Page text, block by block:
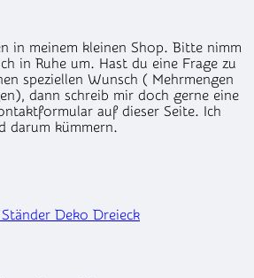
in meinem kleinen Shop. Bitte nimm
in Ruhe um. Hast du eine Frage zu
speziellen Wunsch ( Mehrmengen
dann schreib mir doch gerne eine
auf dieser Seite. Ich
darum kümmern.
Deko Dreieck